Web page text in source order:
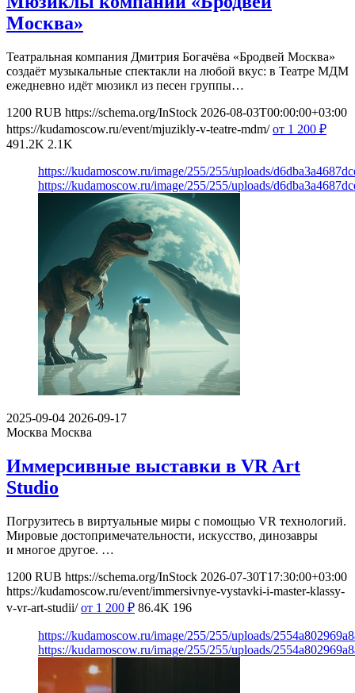
Москва»
Театральная компания Дмитрия Богачёва «Бродвей Москва»
создаёт музыкальные спектакли на любой вкус: в Театре МДМ
ежедневно идёт мюзикл из песен группы…
1200 RUB https://schema.org/InStock 2026-08-03T00:00:00+03:00
https://kudamoscow.ru/event/mjuzikly-v-teatre-mdm/ от 1 200 ₽
491.2K 2.1K
https://kudamoscow.ru/image/255/255/uploads/
https://kudamoscow.ru/image/255/255/uploads/
2025-09-04 2026-09-17
Москва Москва
Иммерсивные выставки в VR Art
Studio
Погрузитесь в виртуальные миры с помощью VR технологий.
Мировые достопримечательности, искусство, динозавры
и многое другое. …
1200 RUB https://schema.org/InStock 2026-07-30T17:30:00+03:00
https://kudamoscow.ru/event/immersivnye-vystavki-i-master-klassy-
v-vr-art-studii/ от 1 200 ₽ 86.4K 196
https://kudamoscow.ru/image/255/255/uploads/
https://kudamoscow.ru/image/255/255/uploads/